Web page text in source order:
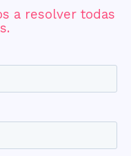
a resolver todas